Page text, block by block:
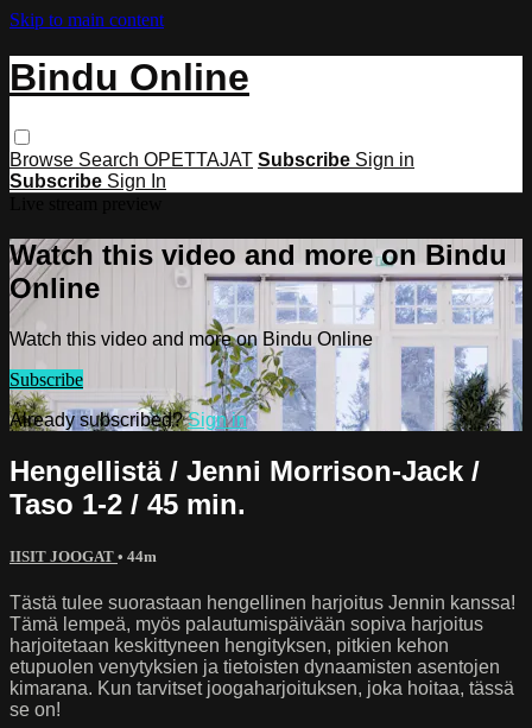
Skip to main content
Bindu Online
Browse Search OPETTAJAT Subscribe Sign in
Subscribe Sign In
Watch this video and more on Bindu
Online
Watch this video and more on Bindu Online
Subscribe
Already subscribed?Sign in
Hengellistä / Jenni Morrison-Jack /
Taso 1-2 / 45 min.
IISIT JOOGAT • 44m
Tästä tulee suorastaan hengellinen harjoitus Jennin kanssa!
Tämä lempeä, myös palautumispäivään sopiva harjoitus
harjoitetaan keskittyneen hengityksen, pitkien kehon
etupuolen venytyksien ja tietoisten dynaamisten asentojen
kimarana. Kun tarvitset joogaharjoituksen, joka hoitaa, tässä
se on!